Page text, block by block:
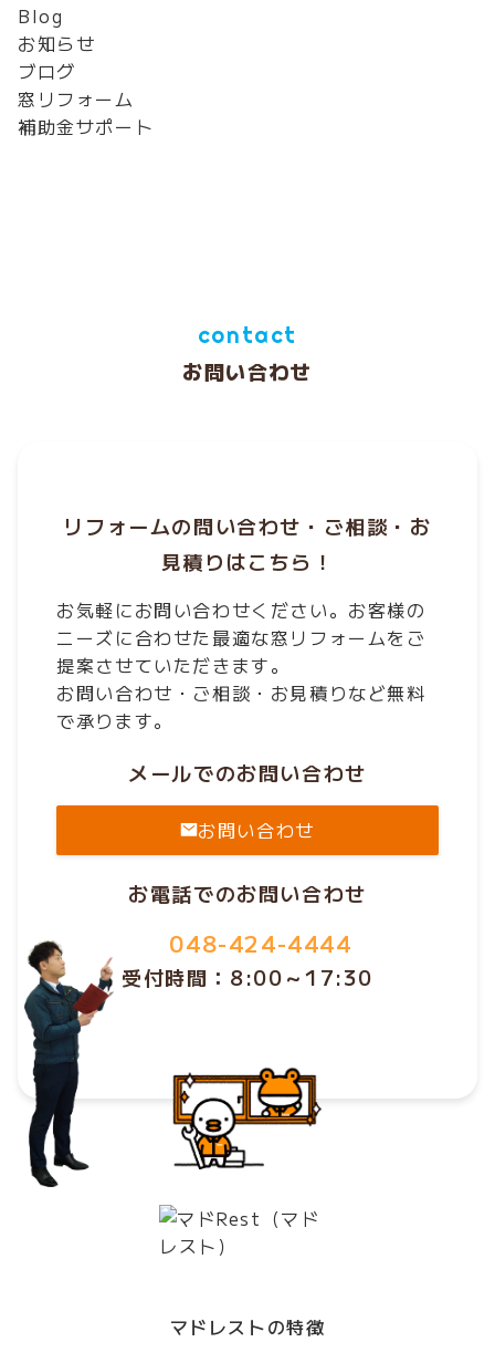
Blog
お知らせ
ブログ
窓リフォーム
補助金サポート
contact
お問い合わせ
リフォームの問い合わせ・ご相談・お
見積りはこちら！
お気軽にお問い合わせください。お客様の
ニーズに合わせた最適な窓リフォームをご
提案させていただきます。
お問い合わせ・ご相談・お見積りなど無料
で承ります。
メールでのお問い合わせ
お問い合わせ
お電話でのお問い合わせ
048-424-4444
受付時間：8:00～17:30
マドレストの特徴